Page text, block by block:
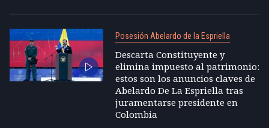
Posesión Abelardo de la Espriella
Descarta Constituyente y
elimina impuesto al patrimonio:
estos son los anuncios claves de
Abelardo De La Espriella tras
juramentarse presidente en
Colombia